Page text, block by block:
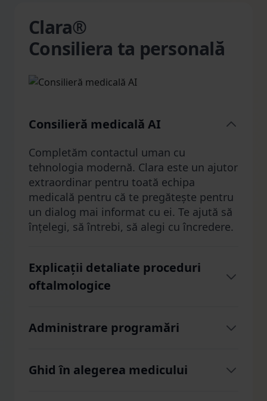
Clara®
Consiliera ta personală
Consilieră medicală AI
Completăm contactul uman cu
tehnologia modernă. Clara este un ajutor
extraordinar pentru toată echipa
medicală pentru că te pregătește pentru
un dialog mai informat cu ei. Te ajută să
înțelegi, să întrebi, să alegi cu încredere.
Explicații detaliate proceduri
oftalmologice
oftalmologică cu răbdare și pe înțelesul
cataractă sau oricare altele. Poți întreba
Administrare programări
caută locuri libere și te programează
Ghid în alegerea medicului